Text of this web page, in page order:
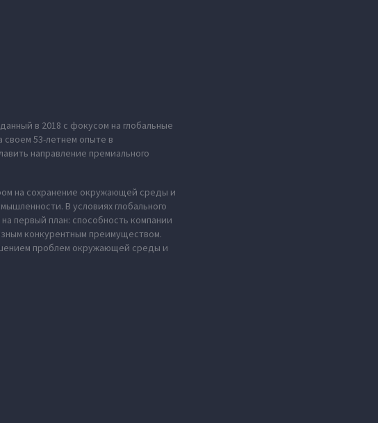
в 2018 с фокусом на глобальные
53-летнем опыте в
направление премиального
на сохранение окружающей среды и
В условиях глобального
первый план: способность компании
конкурентным преимуществом.
проблем окружающей среды и